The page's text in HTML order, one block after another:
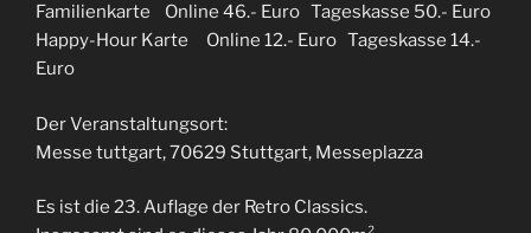
Familienkarte Online 46.- Euro Tageskasse 50.- Euro
Happy-Hour Karte Online 12.- Euro Tageskasse 14.-
Euro
Der Veranstaltungsort:
Messe tuttgart, 70629 Stuttgart, Messeplazza
Es ist die 23. Auflage der Retro Classics.